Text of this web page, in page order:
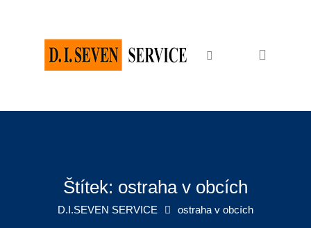
Bezpečnostní služby
Zabezpečení akcí
Pořadatelské služby
Štítek: ostraha v obcích
D.I.SEVEN SERVICE ostraha v obcích